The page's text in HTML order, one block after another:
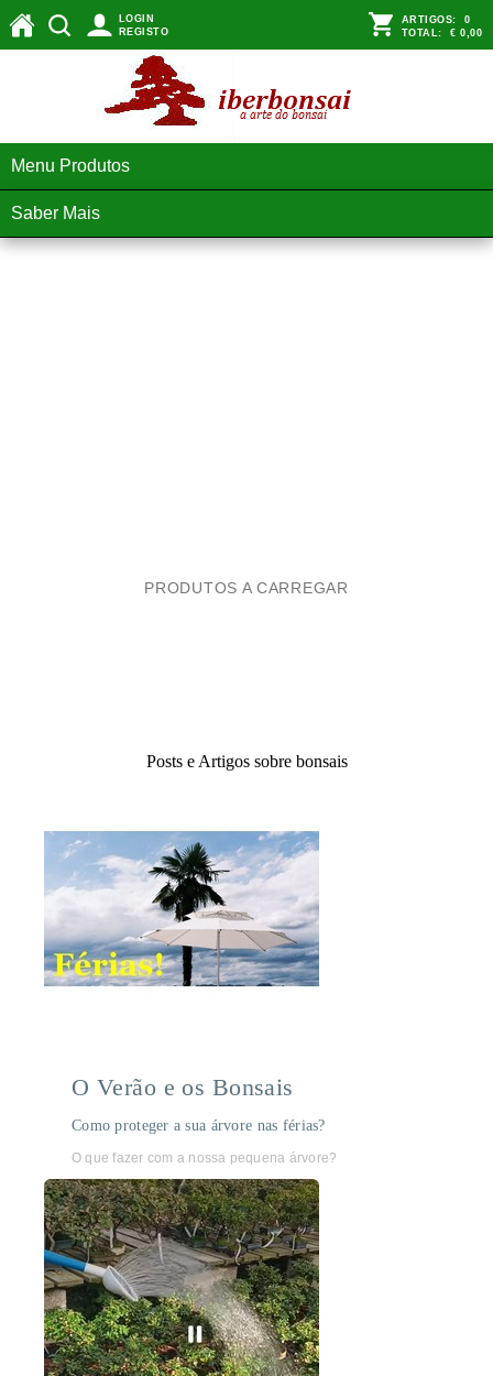
LOGIN
REGISTO
ARTIGOS: 0
TOTAL: € 0,00
Menu Produtos
Saber Mais
PRODUTOS A CARREGAR
Posts e Artigos sobre bonsais
O Verão e os Bonsais
Como proteger a sua árvore nas férias?
O que fazer com a nossa pequena árvore?